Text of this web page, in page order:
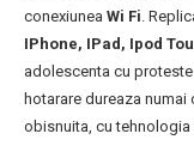
conexiunea Wi Fi.
IPhone, IPad, Ipod
adolescenta cu
hotarare dureaza
obisnuita, cu tehnologia